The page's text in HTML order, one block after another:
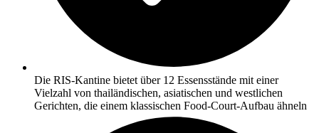
Die RIS-Kantine bietet über 12 Essensstände mit einer
Vielzahl von thailändischen, asiatischen und westlichen
Gerichten, die einem klassischen Food-Court-Aufbau ähneln